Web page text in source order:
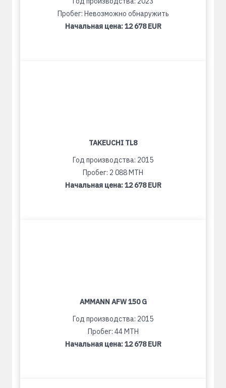
Пробег: Невозможно обнаружить
Начальная цена:12 678 EUR
TAKEUCHI TL8
Год производства: 2015
Пробег: 2 088 MTH
Начальная цена:12 678 EUR
AMMANN AFW 150 G
Год производства: 2015
Пробег: 44 MTH
Начальная цена:12 678 EUR